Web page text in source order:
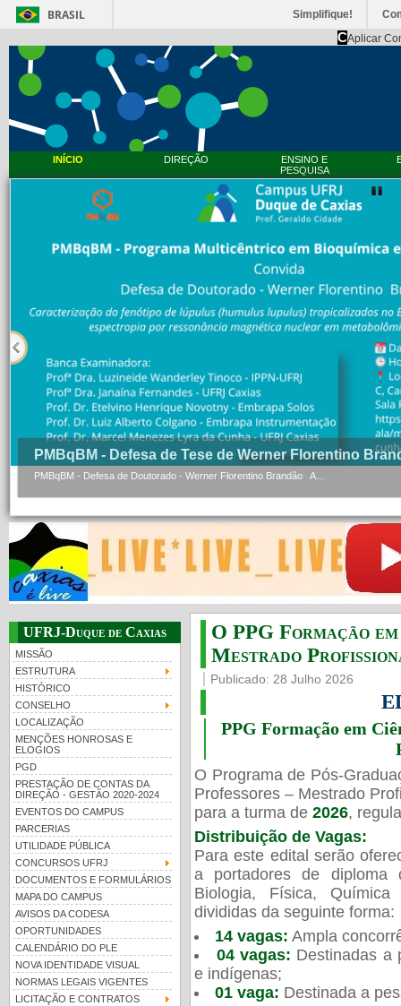
BRASIL Simplifique!
CAplicar
INÍCIO DIREÇÃO
ENSINO E
PESQUISA
PMBqBM - Defesa de Tese de Werner Florentino
PMBqBM - Defesa de Doutorado - Werner Florentino Brandão A...
UFRJ-Duque de Caxias
MISSÃO
ESTRUTURA
HISTÓRICO
CONSELHO
LOCALIZAÇÃO
MENÇÕES HONROSAS E
ELOGIOS
PGD
PRESTAÇÃO DE CONTAS DA
DIREÇÃO - GESTÃO 2020-2024
EVENTOS DO CAMPUS
PARCERIAS
UTILIDADE PÚBLICA
CONCURSOS UFRJ
DOCUMENTOS E FORMULÁRIOS
MAPA DO CAMPUS
AVISOS DA CODESA
OPORTUNIDADES
CALENDÁRIO DO PLE
NOVA IDENTIDADE VISUAL
NORMAS LEGAIS VIGENTES
LICITAÇÃO E CONTRATOS
O PPG Formação
Mestrado
Publicado: 28 Julho 2026
PPG Formação em
O Programa de Pós-
Professores – Mestrado
para a turma de 2026,
Distribuição de Vagas:
Para este edital serão
a portadores de diploma
Biologia, Física,
divididas da seguinte forma:
14 vagas: Ampla
04 vagas: Destinadas a
e indígenas;
01 vaga: Destinada a
UFRJ 100 anos